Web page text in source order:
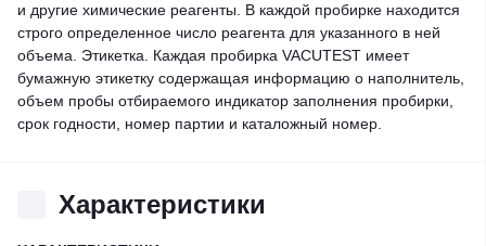
и другие химические реагенты. В каждой пробирке находится
строго определенное число реагента для указанного в ней
объема. Этикетка. Каждая пробирка VACUTEST имеет
бумажную этикетку содержащая информацию о наполнитель,
объем пробы отбираемого индикатор заполнения пробирки,
срок годности, номер партии и каталожный номер.
Характеристики